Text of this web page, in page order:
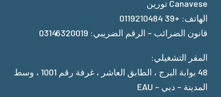
Canavese تورين
الهاتف: +39 0119210484
قانون الضرائب – الرقم الضريبي: 03146320019
المقر التشغيلي:
48 بوابة البرج ، الطابق العاشر ، غرفة رقم 1001 ، وسط
المدينة – دبي – EAU